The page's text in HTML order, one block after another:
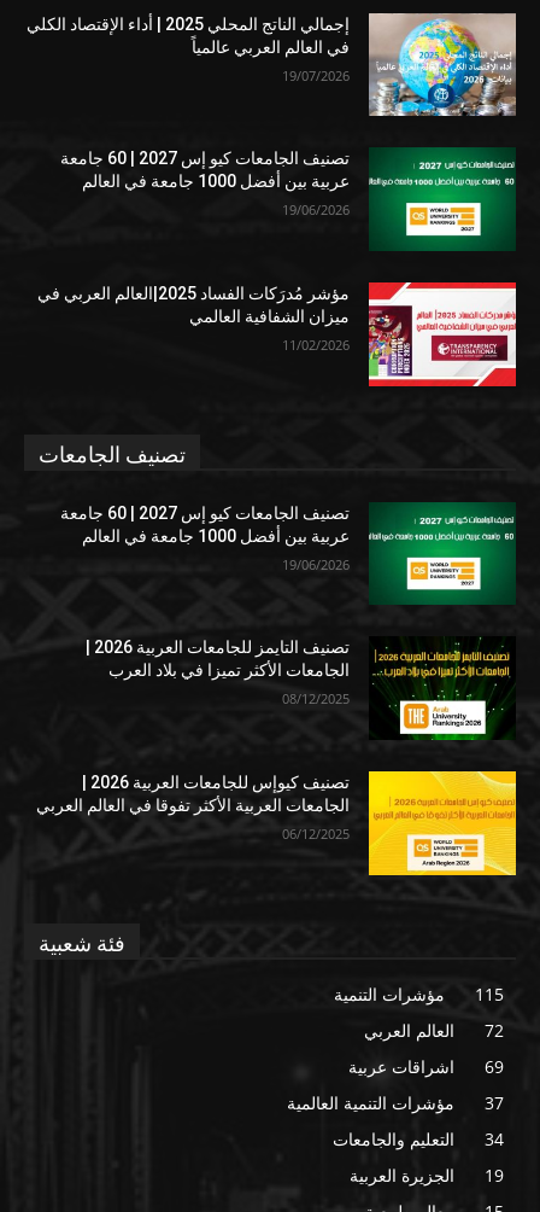
إجمالي الناتج المحلي 2025 | أداء الإقتصاد الكلي
في العالم العربي عالمياً
19/07/2026
تصنيف الجامعات كيو إس 2027 | 60 جامعة
عربية بين أفضل 1000 جامعة في العالم
19/06/2026
مؤشر مُدرَكات الفساد 2025|العالم العربي في
ميزان الشفافية العالمي
11/02/2026
تصنيف الجامعات
تصنيف الجامعات كيو إس 2027 | 60 جامعة
عربية بين أفضل 1000 جامعة في العالم
19/06/2026
الجامعات الأكثر تميزا في بلاد العرب
08/12/2025
الجامعات العربية الأكثر تفوقا في العالم العربي
06/12/2025
فئة شعبية
مؤشرات التنمية
115
العالم العربي
72
اشراقات عربية
69
مؤشرات التنمية العالمية
37
التعليم والجامعات
34
الجزيرة العربية
19